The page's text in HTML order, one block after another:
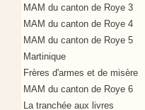
MAM du canton de Roye 3
MAM du canton de Roye 4
MAM du canton de Roye 5
Martinique
Frères d'armes et de misère
MAM du canton de Roye 6
La tranchée aux livres